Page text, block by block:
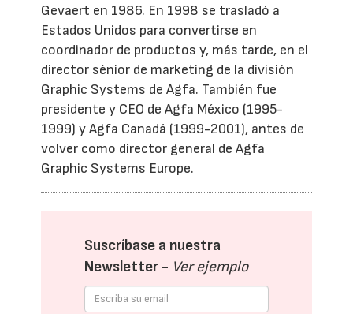
Gevaert en 1986. En 1998 se trasladó a
Estados Unidos para convertirse en
coordinador de productos y, más tarde, en el
director sénior de marketing de la división
Graphic Systems de Agfa. También fue
presidente y CEO de Agfa México (1995-
1999) y Agfa Canadá (1999-2001), antes de
volver como director general de Agfa
Graphic Systems Europe.
Suscríbase a nuestra
Newsletter - Ver ejemplo